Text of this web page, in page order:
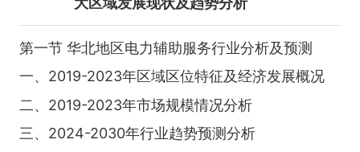
第一节 华北地区电力辅助服务行业分析及预测
一、2019-2023年区域区位特征及经济发展概况
二、2019-2023年市场规模情况分析
三、2024-2030年行业趋势预测分析